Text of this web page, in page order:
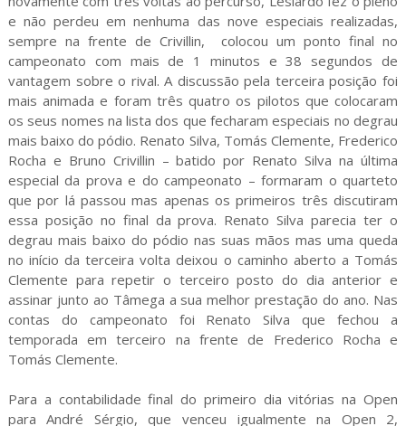
e não perdeu em nenhuma das nove especiais realizadas,
sempre na frente de Crivillin, colocou um ponto final no
campeonato com mais de 1 minutos e 38 segundos de
vantagem sobre o rival. A discussão pela terceira posição foi
mais animada e foram três quatro os pilotos que colocaram
os seus nomes na lista dos que fecharam especiais no degrau
mais baixo do pódio. Renato Silva, Tomás Clemente, Frederico
Rocha e Bruno Crivillin – batido por Renato Silva na última
especial da prova e do campeonato – formaram o quarteto
que por lá passou mas apenas os primeiros três discutiram
essa posição no final da prova. Renato Silva parecia ter o
degrau mais baixo do pódio nas suas mãos mas uma queda
no início da terceira volta deixou o caminho aberto a Tomás
Clemente para repetir o terceiro posto do dia anterior e
assinar junto ao Tâmega a sua melhor prestação do ano. Nas
contas do campeonato foi Renato Silva que fechou a
temporada em terceiro na frente de Frederico Rocha e
Tomás Clemente.
Para a contabilidade final do primeiro dia vitórias na Open
para André Sérgio, que venceu igualmente na Open 2,